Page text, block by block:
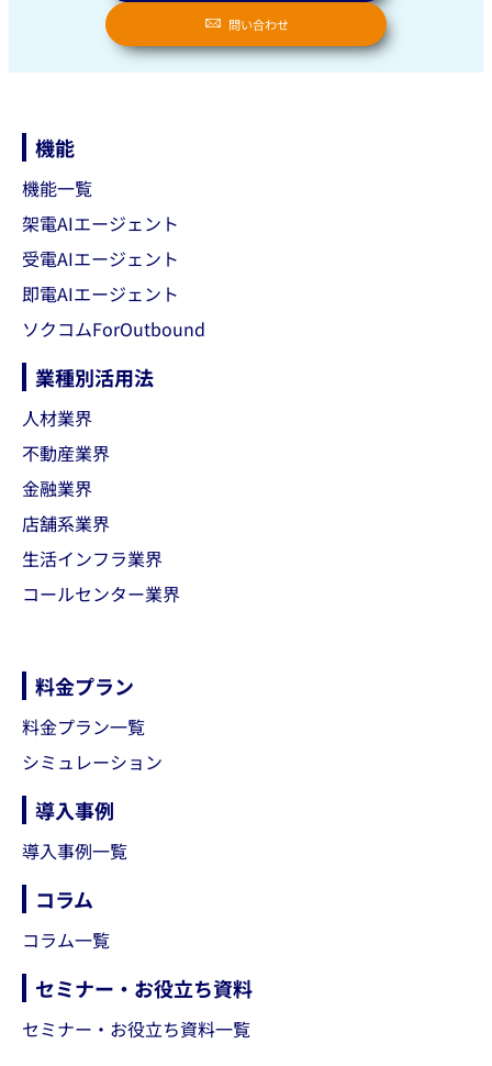
問い合わせ
機能
機能一覧
架電AIエージェント
受電AIエージェント
即電AIエージェント
ソクコムForOutbound
業種別活用法
人材業界
不動産業界
金融業界
店舗系業界
生活インフラ業界
コールセンター業界
料金プラン
料金プラン一覧
シミュレーション
導入事例
導入事例一覧
コラム
コラム一覧
セミナー・お役立ち資料
セミナー・お役立ち資料一覧